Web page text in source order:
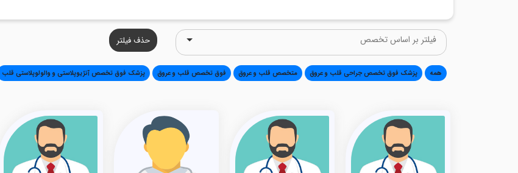
حذف فیلتر
همه پزشک فوق تخصص جراحی قلب و عروق متخصص قلب و عروق فوق تخصص قلب و عروق پزشک فوق تخصص آنژیوپلاستی و والولوپلاستی قلب